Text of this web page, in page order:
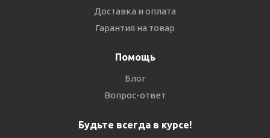
Доставка и оплата
Гарантия на товар
Помощь
Блог
Вопрос-ответ
Будьте всегда в курсе!